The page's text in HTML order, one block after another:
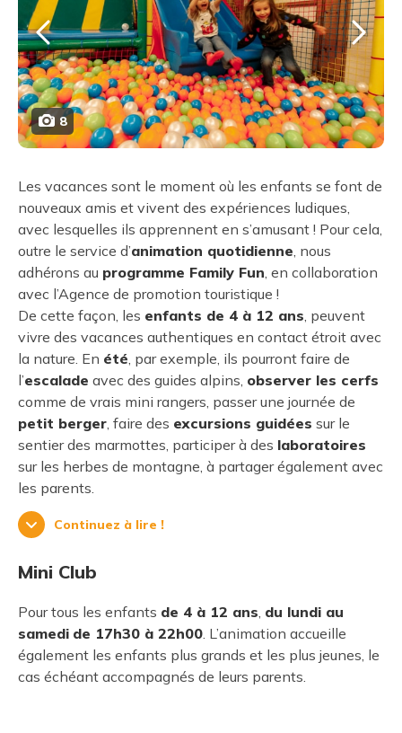
8
Les vacances sont le moment où les enfants se font de
nouveaux amis et vivent des expériences ludiques,
avec lesquelles ils apprennent en s’amusant ! Pour cela,
outre le service d’animation quotidienne , nous
adhérons au programme Family Fun , en collaboration
avec l’Agence de promotion touristique !
De cette façon, les enfants de 4 à 12 ans , peuvent
vivre des vacances authentiques en contact étroit avec
la nature. En été , par exemple, ils pourront faire de
l’escalade avec des guides alpins, observer les cerfs
comme de vrais mini rangers, passer une journée de
petit berger , faire des excursions guidées sur le
sentier des marmottes, participer à des laboratoires
sur les herbes de montagne, à partager également avec
les parents.
Continuez à lire !
Mini Club
Pour tous les enfants de 4 à 12 ans du lundi au
samedi de 17h30 à 22h00 . L’animation accueille
également les enfants plus grands et les plus jeunes, le
cas échéant accompagnés de leurs parents.